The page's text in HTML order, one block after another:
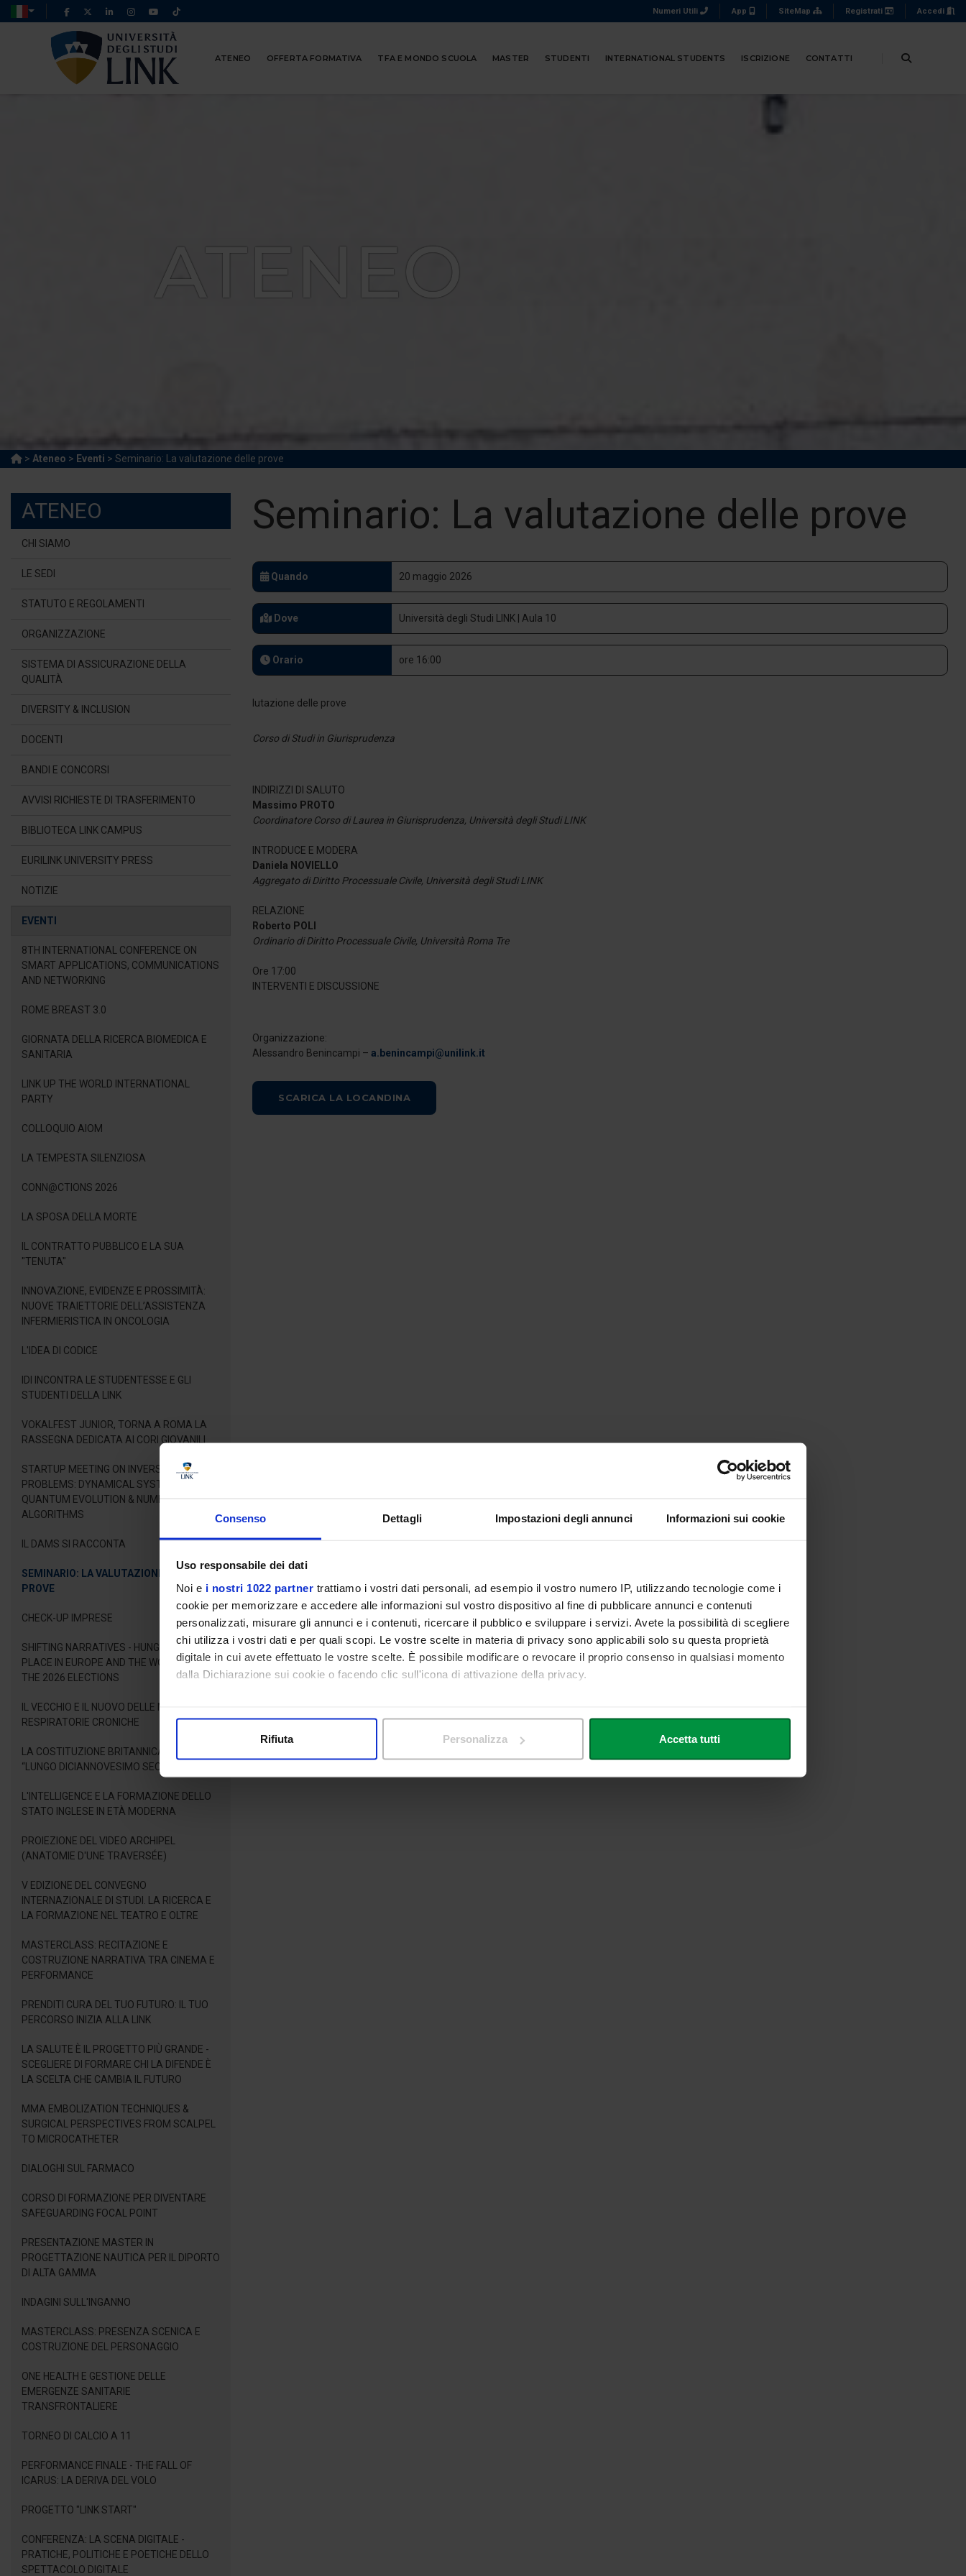
Consenso Dettagli Impostazioni degli annunci Informazioni sui cookie
Uso responsabile dei dati
Noi e i nostri 1022 partner trattiamo i vostri dati personali, ad esempio il vostro numero IP, utilizzando tecnologie come i
cookie per memorizzare e accedere alle informazioni sul vostro dispositivo al fine di pubblicare annunci e contenuti
personalizzati, misurare gli annunci e i contenuti, ricercare il pubblico e sviluppare i servizi. Avete la possibilità di scegliere
chi utilizza i vostri dati e per quali scopi. Le vostre scelte in materia di privacy sono applicabili solo su questa proprietà
digitale in cui avete effettuato le vostre scelte. È possibile modificare o revocare il proprio consenso in qualsiasi momento
dalla Dichiarazione sui cookie o facendo clic sull'icona di attivazione della privacy.
Identificare il tuo dispositivo, scansionandolo attivamente alla ricerca di caratteristiche specifiche (impronte digitali).
Rifiuta Personalizza Accetta tutti
Numeri Utili App SiteMap Registrati Accedi
ATENEO OFFERTA FORMATIVA TFA E MONDO SCUOLA MASTER STUDENTI INTERNATIONAL STUDENTS ISCRIZIONE CONTATTI
ATENEO
> Ateneo > Eventi > Seminario: La valutazione delle prove
ATENEO
CHI SIAMO
LE SEDI
STATUTO E REGOLAMENTI
ORGANIZZAZIONE
SISTEMA DI ASSICURAZIONE DELLA
QUALITÀ
DIVERSITY & INCLUSION
DOCENTI
BANDI E CONCORSI
AVVISI RICHIESTE DI TRASFERIMENTO
BIBLIOTECA LINK CAMPUS
EURILINK UNIVERSITY PRESS
NOTIZIE
EVENTI
8TH INTERNATIONAL CONFERENCE ON
SMART APPLICATIONS, COMMUNICATIONS
AND NETWORKING
ROME BREAST 3.0
GIORNATA DELLA RICERCA BIOMEDICA E
SANITARIA
LINK UP THE WORLD INTERNATIONAL
PARTY
COLLOQUIO AIOM
LA TEMPESTA SILENZIOSA
CONN@CTIONS 2026
LA SPOSA DELLA MORTE
IL CONTRATTO PUBBLICO E LA SUA
"TENUTA"
INNOVAZIONE, EVIDENZE E PROSSIMITÀ:
NUOVE TRAIETTORIE DELL’ASSISTENZA
INFERMIERISTICA IN ONCOLOGIA
L'IDEA DI CODICE
IDI INCONTRA LE STUDENTESSE E GLI
STUDENTI DELLA LINK
VOKALFEST JUNIOR, TORNA A ROMA LA
RASSEGNA DEDICATA AI CORI GIOVANILI
STARTUP MEETING ON INVERSE LINEAR
PROBLEMS: DYNAMICAL SYSTEMS,
QUANTUM EVOLUTION & NUMERICAL
ALGORITHMS
IL DAMS SI RACCONTA
SEMINARIO: LA VALUTAZIONE DELLE
PROVE
CHECK-UP IMPRESE
SHIFTING NARRATIVES - HUNGARY'S NEW
PLACE IN EUROPE AND THE WORLD AFTER
THE 2026 ELECTIONS
IL VECCHIO E IL NUOVO DELLE MALATTIE
RESPIRATORIE CRONICHE
LA COSTITUZIONE BRITANNICA NEL
“LUNGO DICIANNOVESIMO SECOLO”
L'INTELLIGENCE E LA FORMAZIONE DELLO
STATO INGLESE IN ETÀ MODERNA
PROIEZIONE DEL VIDEO ARCHIPEL
(ANATOMIE D'UNE TRAVERSÉE)
V EDIZIONE DEL CONVEGNO
INTERNAZIONALE DI STUDI. LA RICERCA E
LA FORMAZIONE NEL TEATRO E OLTRE
MASTERCLASS: RECITAZIONE E
COSTRUZIONE NARRATIVA TRA CINEMA E
PERFORMANCE
PRENDITI CURA DEL TUO FUTURO: IL TUO
PERCORSO INIZIA ALLA LINK
LA SALUTE È IL PROGETTO PIÙ GRANDE -
SCEGLIERE DI FORMARE CHI LA DIFENDE È
LA SCELTA CHE CAMBIA IL FUTURO
MMA EMBOLIZATION TECHNIQUES &
SURGICAL PERSPECTIVES FROM SCALPEL
TO MICROCATHETER
DIALOGHI SUL FARMACO
CORSO DI FORMAZIONE PER DIVENTARE
SAFEGUARDING FOCAL POINT
PRESENTAZIONE MASTER IN
PROGETTAZIONE NAUTICA PER IL DIPORTO
DI ALTA GAMMA
INDAGINI SULL'INGANNO
MASTERCLASS: PRESENZA SCENICA E
COSTRUZIONE DEL PERSONAGGIO
ONE HEALTH E GESTIONE DELLE
EMERGENZE SANITARIE
TRANSFRONTALIERE
TORNEO DI CALCIO A 11
PERFORMANCE FINALE - THE FALL OF
ICARUS: LA DERIVA DEL VOLO
PROGETTO "LINK START"
CONFERENZA: LA SCENA DIGITALE -
PRATICHE, POLITICHE E POETICHE DELLO
SPETTACOLO DIGITALE
Seminario: La valutazione delle prove
Quando 20 maggio 2026
Dove Università degli Studi LINK | Aula 10
Orario ore 16:00
Corso di Studi in Giurisprudenza
INDIRIZZI DI SALUTO
Massimo PROTO
Coordinatore Corso di Laurea in Giurisprudenza, Università degli Studi LINK
INTRODUCE E MODERA
Daniela NOVIELLO
Aggregato di Diritto Processuale Civile, Università degli Studi LINK
RELAZIONE
Roberto POLI
Ordinario di Diritto Processuale Civile, Università Roma Tre
Ore 17:00
INTERVENTI E DISCUSSIONE
Organizzazione:
Alessandro Benincampi – a.benincampi@unilink.it
SCARICA LA LOCANDINA